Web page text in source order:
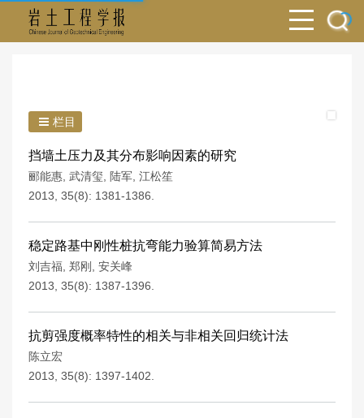
栏目
挡墙土压力及其分布影响因素的研究
郦能惠 武清玺 陆军 江松笙
2013, 35(8): 1381-1386.
稳定路基中刚性桩抗弯能力验算简易方法
刘吉福 郑刚
安关峰
2013, 35(8): 1387-1396.
抗剪强度概率特性的相关与非相关回归统计法
陈立宏
2013, 35(8): 1397-1402.